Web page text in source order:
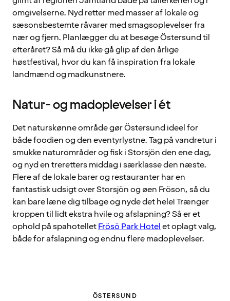
omgivelserne. Nyd retter med masser af lokale og
sæsonsbestemte råvarer med smagsoplevelser fra
nær og fjern. Planlægger du at besøge Östersund til
efteråret? Så må du ikke gå glip af den årlige
høstfestival, hvor du kan få inspiration fra lokale
landmænd og madkunstnere.
Natur- og madoplevelser i ét
Det naturskønne område gør Östersund ideel for
både foodien og den eventyrlystne. Tag på vandretur i
smukke naturområder og fisk i Storsjön den ene dag,
og nyd en treretters middag i særklasse den næste.
Flere af de lokale barer og restauranter har en
fantastisk udsigt over Storsjön og øen Fröson, så du
kan bare læne dig tilbage og nyde det hele! Trænger
kroppen til lidt ekstra hvile og afslapning? Så er et
ophold på spahotelletFrösö Park Hotelet oplagt valg,
både for afslapning og endnu flere madoplevelser.
ÖSTERSUND